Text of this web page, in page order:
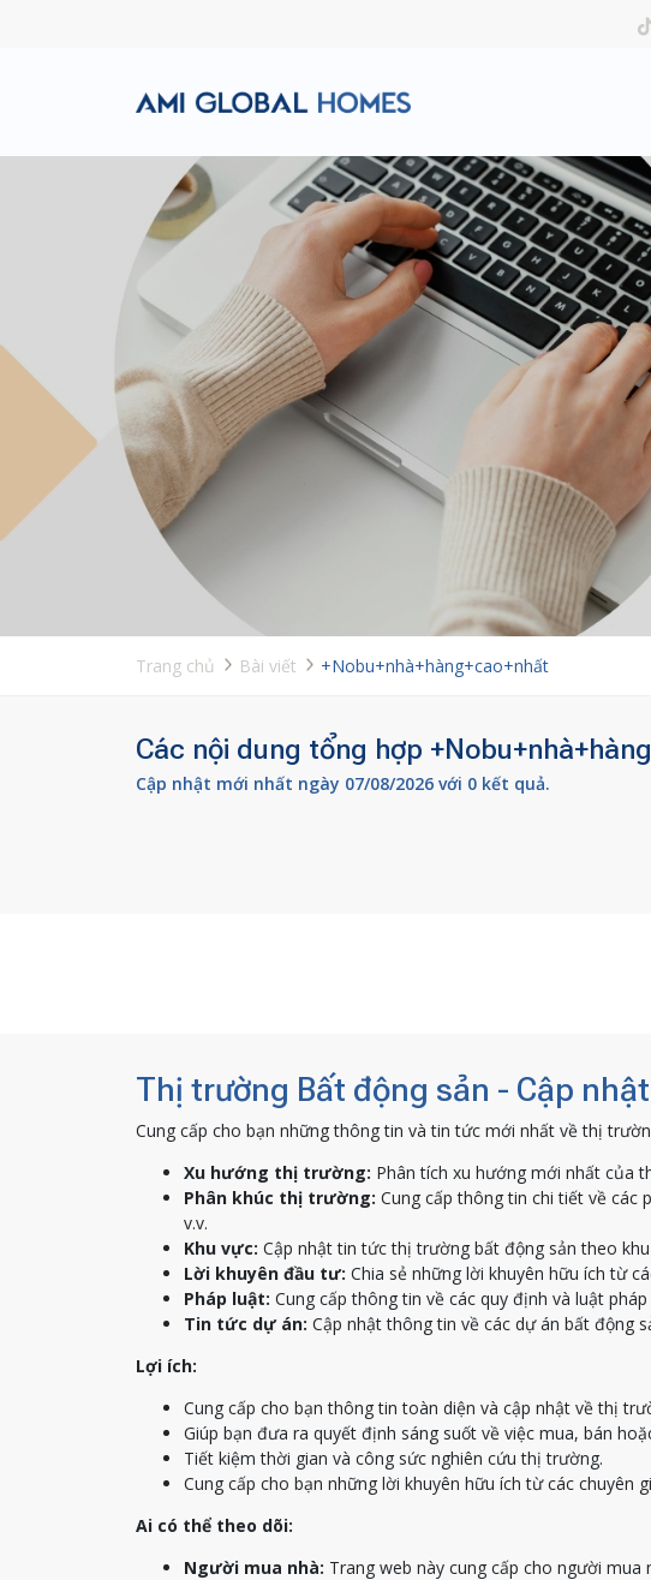
Trang chủ Bài viết +Nobu+nhà+hàng+cao+nhất
Các nội dung tổng hợp
Cập nhật mới nhất ngày 07/08/2026 với 0 kết quả.
Thị trường Bất động sản - Cập
Cung cấp cho bạn những thông tin và tin tức mới nhất về thị
Xu hướng thị trường: Phân tích xu hướng mới nhất của
Phân khúc thị trường: Cung cấp thông tin chi tiết về các
v.v.
Khu vực: Cập nhật tin tức thị trường bất động sản theo
Lời khuyên đầu tư: Chia sẻ những lời khuyên hữu ích từ
Pháp luật: Cung cấp thông tin về các quy định và luật
Tin tức dự án: Cập nhật thông tin về các dự án bất động
Lợi ích:
Cung cấp cho bạn thông tin toàn diện và cập nhật về thị
Giúp bạn đưa ra quyết định sáng suốt về việc mua, bán
Tiết kiệm thời gian và công sức nghiên cứu thị trường.
Cung cấp cho bạn những lời khuyên hữu ích từ các chuyên
Ai có thể theo dõi:
Người mua nhà: Trang web này cung cấp cho người